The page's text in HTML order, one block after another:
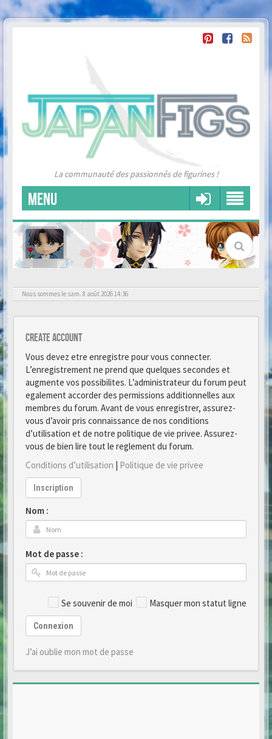
La communauté des passionnés de figurines !
MENU
Nous sommes le sam. 8 août 2026 14:36
Create account
Vous devez etre enregistre pour vous connecter.
L’enregistrement ne prend que quelques secondes et
augmente vos possibilites. L’administrateur du forum peut
egalement accorder des permissions additionnelles aux
membres du forum. Avant de vous enregistrer, assurez-
vous d’avoir pris connaissance de nos conditions
d’utilisation et de notre politique de vie privee. Assurez-
vous de bien lire tout le reglement du forum.
Conditions d’utilisation | Politique de vie privee
Inscription
Nom :
Mot de passe :
Se souvenir de moi Masquer mon statut ligne
Connexion
J’ai oublie mon mot de passe